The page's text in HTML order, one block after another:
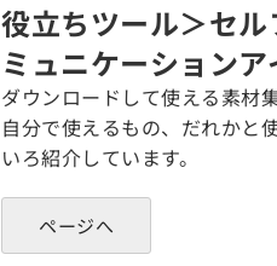
役立ちツール＞セ
ミュニケーションア
ダウンロードして使える素材
自分で使えるもの、だれかと
いろ紹介しています。
ページへ